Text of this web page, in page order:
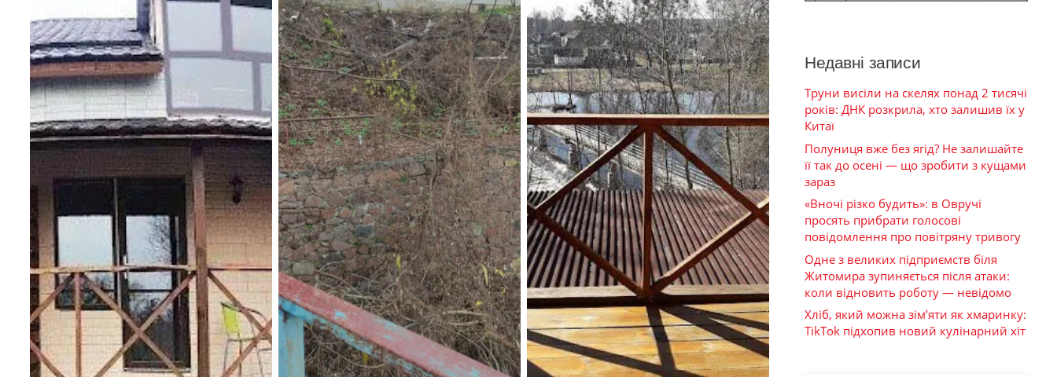
Недавні записи
Труни висіли на скелях понад 2 тисячі
років: ДНК розкрила, хто залишив їх у
Китаї
Полуниця вже без ягід? Не залишайте
її так до осені — що зробити з кущами
зараз
«Вночі різко будить»: в Овручі
просять прибрати голосові
повідомлення про повітряну тривогу
Одне з великих підприємств біля
Житомира зупиняється після атаки:
коли відновить роботу — невідомо
Хліб, який можна зім’яти як хмаринку:
TikTok підхопив новий кулінарний хіт